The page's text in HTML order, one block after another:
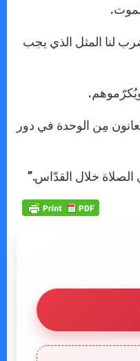
لنا المثل الذي يجب
مِن الوحدة في دور
خلال القدّاس.”